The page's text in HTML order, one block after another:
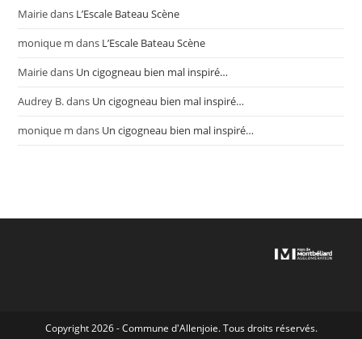
Mairiedans L’Escale Bateau Scène
monique m dans L’Escale Bateau Scène
Mairiedans Un cigogneau bien mal inspiré…
Audrey B.dans Un cigogneau bien mal inspiré…
monique m dans Un cigogneau bien mal inspiré…
Copyright 2026 - Commune d'Allenjoie. Tous droits réservés.